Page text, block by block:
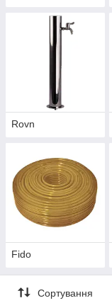
Rovn
Fido
Сортування